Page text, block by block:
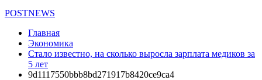
POSTNEWS
Главная
Экономика
Стало известно, на сколько выросла зарплата медиков за
5 лет
9d1117550bbb8bd271917b8420ce9ca4